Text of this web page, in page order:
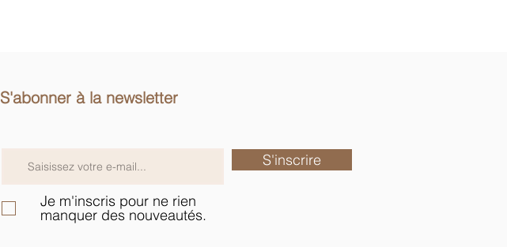
S'abonner à la newsletter
S'inscrire
Je m'inscris pour ne rien
manquer des nouveautés.